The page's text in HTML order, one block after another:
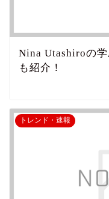
Nina Utashiroの
も紹介！
トレンド・速報